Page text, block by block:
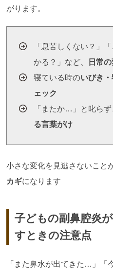
がります。
「息苦しくない？」
かる？」など、
日常
寝ている時のいびき
ェック
「またか…」と叱ら
る言葉がけ
小さな変化を見逃さないこと
カギになります
子どもの副鼻腔炎
すときの注意点
「また鼻水が出てきた…」「